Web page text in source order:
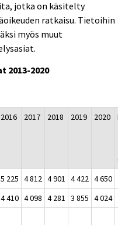
jotka on käsitelty
ratkaisu. Tietoihin
myös muut
2013-2020
2016 2017 2018 2019 2020
5 225 4 812 4 901 4 422 4 650
4 410 4 098 4 281 3 855 4 024